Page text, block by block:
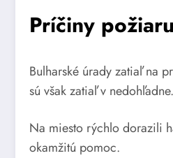
Príčiny
Bulharské úrady zatiaľ na
sú však zatiaľ v
Na miesto rýchlo dorazili
okamžitú pomoc.